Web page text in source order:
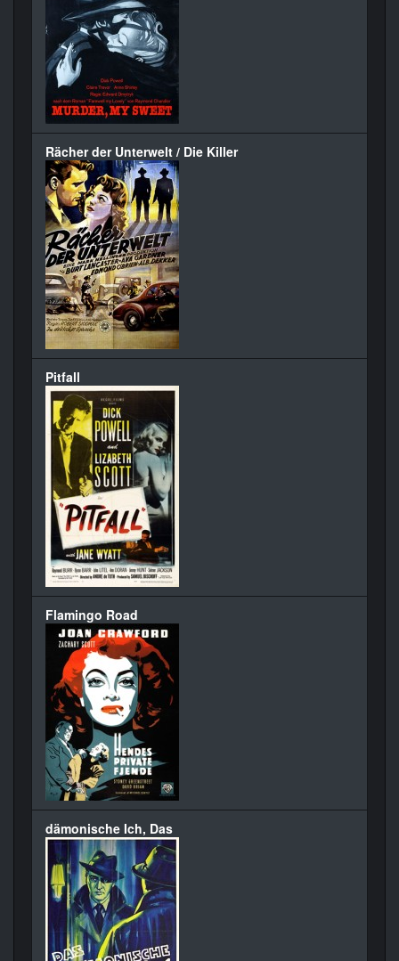
Rächer der Unterwelt / Die Killer
Pitfall
Flamingo Road
dämonische Ich, Das